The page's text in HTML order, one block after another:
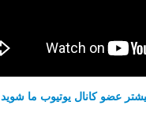
عضو کانال یوتیوب ما شوید